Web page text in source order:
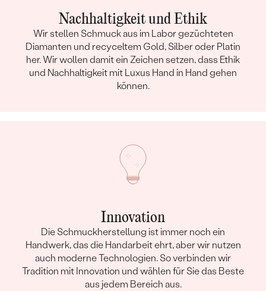
Nachhaltigkeit und Ethik
Wir stellen Schmuck aus im Labor gezüchteten
Diamanten und recyceltem Gold, Silber oder Platin
her. Wir wollen damit ein Zeichen setzen, dass Ethik
und Nachhaltigkeit mit Luxus Hand in Hand gehen
können.
Innovation
Die Schmuckherstellung ist immer noch ein
Handwerk, das die Handarbeit ehrt, aber wir nutzen
auch moderne Technologien. So verbinden wir
Tradition mit Innovation und wählen für Sie das Beste
aus jedem Bereich aus.